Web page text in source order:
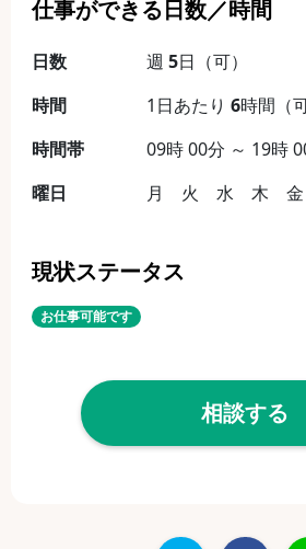
仕事ができる日数／時間
日数 週5日（可）
時間
1日あたり6時間（可
時間帯
09時 00分 ～ 19時
曜日
月 火 水 木 金
現状ステータス
お仕事可能です
相談する